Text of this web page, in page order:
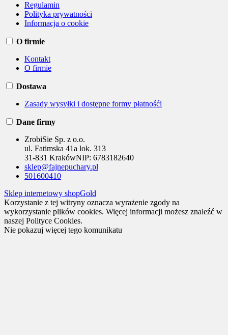
Regulamin
Polityka prywatności
Informacja o cookie
O firmie
Kontakt
O firmie
Dostawa
Zasady wysyłki i dostępne formy płatnośći
Dane firmy
ZrobiSie Sp. z o.o.
ul. Fatimska 41a lok. 313
31-831 KrakówNIP: 6783182640
sklep@fajnepuchary.pl
501600410
Sklep internetowy shopGold
Korzystanie z tej witryny oznacza wyrażenie zgody na
wykorzystanie plików cookies. Więcej informacji możesz znaleźć w
naszej Polityce Cookies.
Nie pokazuj więcej tego komunikatu